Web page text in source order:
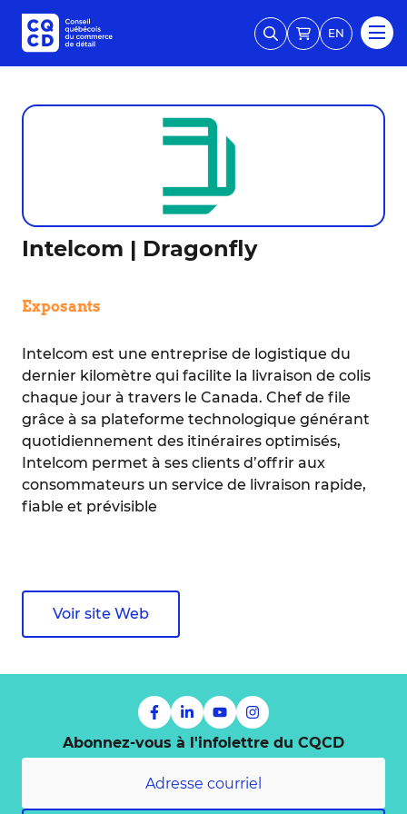
EN
Intelcom | Dragonfly
Exposants
Intelcom est une entreprise de logistique du
dernier kilomètre qui facilite la livraison de colis
chaque jour à travers le Canada. Chef de file
grâce à sa plateforme technologique générant
quotidiennement des itinéraires optimisés,
Intelcom permet à ses clients d’offrir aux
consommateurs un service de livraison rapide,
fiable et prévisible
Voir site Web
Abonnez-vous à l'infolettre du CQCD